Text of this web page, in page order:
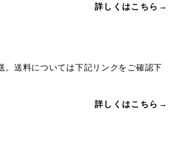
詳しくはこちら→
。送料については下記リンクをご確認下
詳しくはこちら→